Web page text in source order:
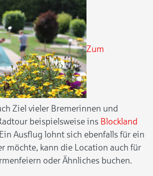
Zum
Ziel vieler Bremerinnen und
beispielsweise ins Blockland
Ausflug lohnt sich ebenfalls für ein
möchte, kann die Location auch für
oder Ähnliches buchen.